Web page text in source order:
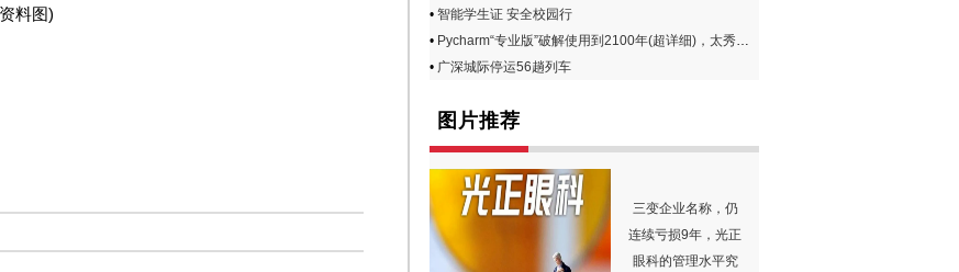
料图) • 智能学生证 安全校园行
• Pycharm“专业版”破解使用到2100年(超详细)，太秀、太赞、太好用！
• 广深城际停运56趟列车
图片推荐
三变企业名称，仍
连续亏损9年，光正
眼科的管理水平究